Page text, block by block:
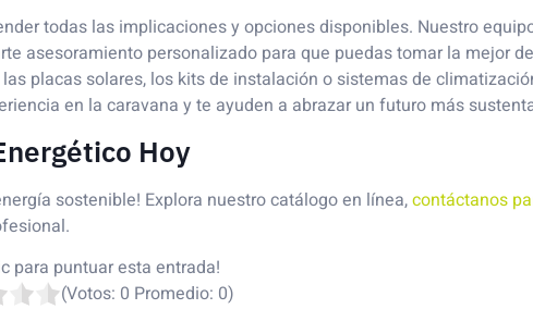
todas las implicaciones y opciones disponibles. Nuestro
asesoramiento personalizado para que puedas tomar la mejor
placas solares, los kits de instalación o sistemas de
en la caravana y te ayuden a abrazar un futuro más
Hoy
sostenible! Explora nuestro catálogo en línea,contáctanos
para puntuar esta entrada!
(Votos: 0 Promedio: 0)